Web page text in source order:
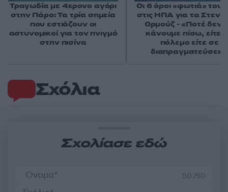
Σχόλια
Σχολίασε εδώ
50 /50
Τραγωδία με 4χρονο αγόρι
στην Πάρο: Τα τρία σημεία
που εστιάζουν οι
αστυνομικοί για τον πνιγμό
στην πισίνα
Οι 6 όροι «φωτιά» του
στις ΗΠΑ για τα Στενά
Ορμούζ - «Ποτέ δεν
κάνουμε πίσω, είτε
πόλεμο είτε σε
διαπραγματεύσεις»